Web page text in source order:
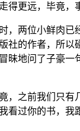
得更远，毕竟，
，两位小鲜肉已
社的作者，所以
昧地问了子豪一
，之前我们只有
看过你的书，我